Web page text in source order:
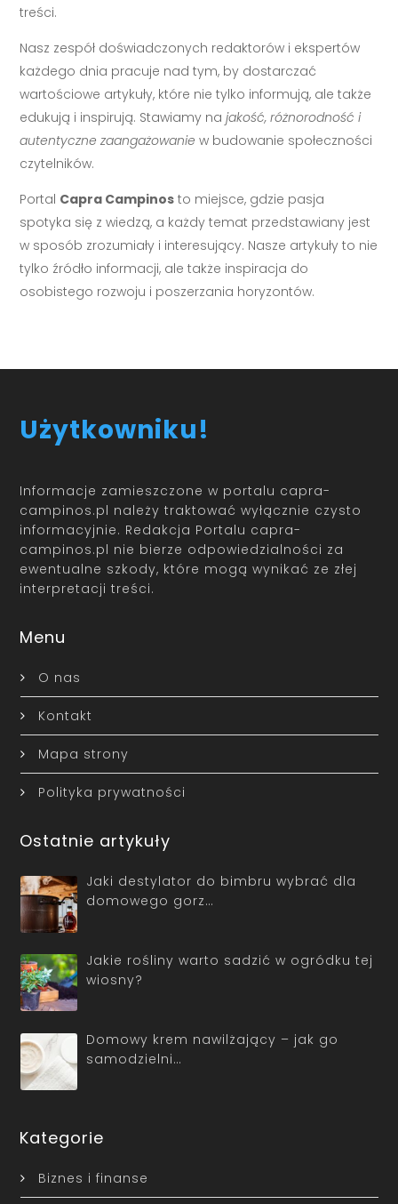
treści.
Nasz zespół doświadczonych redaktorów i ekspertów
każdego dnia pracuje nad tym, by dostarczać
wartościowe artykuły, które nie tylko informują, ale także
edukują i inspirują. Stawiamy najakość, różnorodność i
autentyczne zaangażowanie w budowanie społeczności
czytelników.
Portal Capra Campinos to miejsce, gdzie pasja
spotyka się z wiedzą, a każdy temat przedstawiany jest
w sposób zrozumiały i interesujący. Nasze artykuły to nie
tylko źródło informacji, ale także inspiracja do
osobistego rozwoju i poszerzania horyzontów.
Użytkowniku!
Informacje zamieszczone w portalu capra-
campinos.pl należy traktować wyłącznie czysto
informacyjnie. Redakcja Portalu capra-
campinos.pl nie bierze odpowiedzialności za
ewentualne szkody, które mogą wynikać ze złej
interpretacji treści.
Menu
O nas
Kontakt
Mapa strony
Polityka prywatności
Ostatnie artykuły
Jaki destylator do bimbru wybrać dla
domowego gorz…
Jakie rośliny warto sadzić w ogródku tej
wiosny?
Domowy krem nawilżający – jak go
samodzielni…
Kategorie
Biznes i finanse